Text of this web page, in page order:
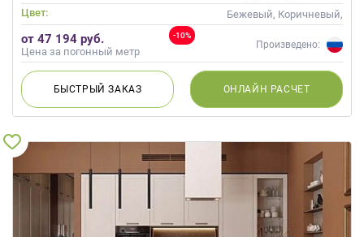
Современные
Цвет:
Бежевый, Коричневый,
Оранжевый
-10%
от 47 194 руб.
Цена за погонный метр
Произведено:
БЫСТРЫЙЗАКАЗ ОНЛАЙН РАСЧЕТ